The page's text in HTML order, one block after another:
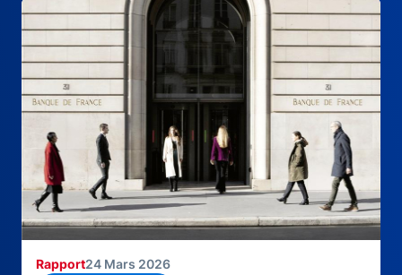
Rapport24 Mars 2026